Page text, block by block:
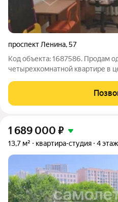
проспект Ленина,57
Код объекта: 1687586. Продам
четырехкомнатной квартире в
ремонт, линолеум, пластиковое
четырех хозяев. Рядом находятся
1 689 000 ₽
13,7 м² квартира-студия 4 этаж